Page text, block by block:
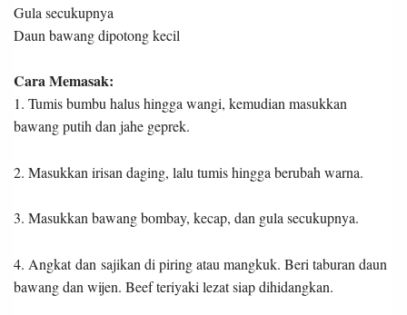
Gula secukupnya
Daun bawang dipotong kecil
Cara Memasak:
1. Tumis bumbu halus hingga wangi, kemudian masukkan
bawang putih dan jahe geprek.
2. Masukkan irisan daging, lalu tumis hingga berubah warna.
3. Masukkan bawang bombay, kecap, dan gula secukupnya.
4. Angkat dan sajikan di piring atau mangkuk. Beri taburan daun
bawang dan wijen. Beef teriyaki lezat siap dihidangkan.